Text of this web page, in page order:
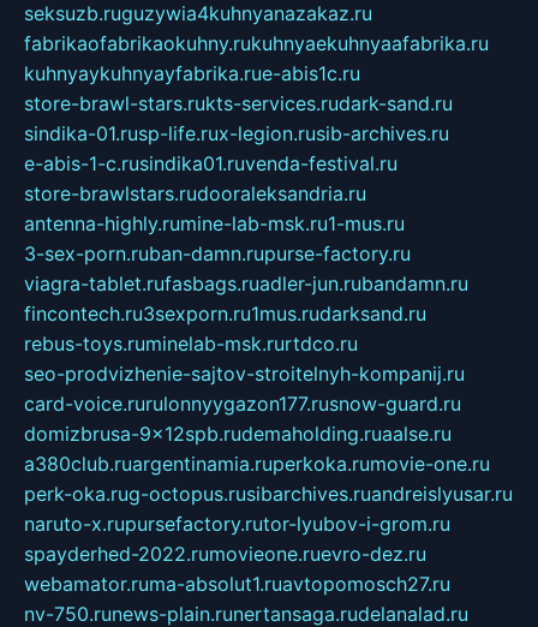
seksuzb.ruguzywia4kuhnyanazakaz.ru
fabrikaofabrikaokuhny.rukuhnyaekuhnyaafabrika.ru
kuhnyaykuhnyayfabrika.rue-abis1c.ru
store-brawl-stars.rukts-services.rudark-sand.ru
sindika-01.rusp-life.rux-legion.rusib-archives.ru
e-abis-1-c.rusindika01.ruvenda-festival.ru
store-brawlstars.rudooraleksandria.ru
antenna-highly.rumine-lab-msk.ru1-mus.ru
3-sex-porn.ruban-damn.rupurse-factory.ru
viagra-tablet.rufasbags.ruadler-jun.rubandamn.ru
fincontech.ru3sexporn.ru1mus.rudarksand.ru
rebus-toys.ruminelab-msk.rurtdco.ru
seo-prodvizhenie-sajtov-stroitelnyh-kompanij.ru
card-voice.rurulonnyygazon177.rusnow-guard.ru
domizbrusa-9x12spb.rudemaholding.ruaalse.ru
a380club.ruargentinamia.ruperkoka.rumovie-one.ru
perk-oka.rug-octopus.rusibarchives.ruandreislyusar.ru
naruto-x.rupursefactory.rutor-lyubov-i-grom.ru
spayderhed-2022.rumovieone.ruevro-dez.ru
webamator.ruma-absolut1.ruavtopomosch27.ru
nv-750.runews-plain.runertansaga.rudelanalad.ru